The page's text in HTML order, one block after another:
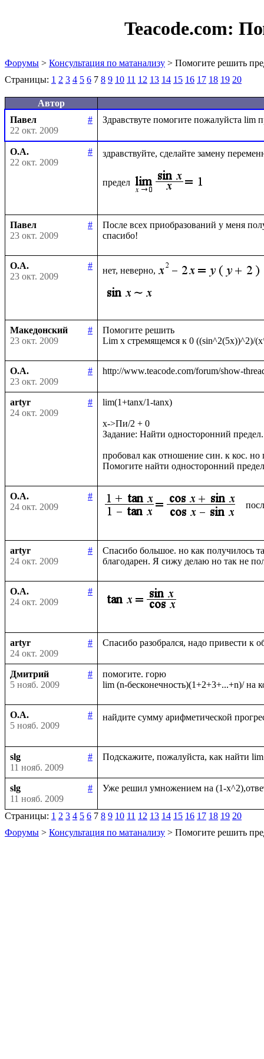
Teacode.com:
Форумы > Консультация по матанализу > Помогите решить
Страницы: 1 2 3 4 5 6 7 8 9 10 11 12 13 14 15 16 17 18 19 20
Автор
Павел
#
22 окт. 2009
О.А.
#
22 окт. 2009
здравствуйте, сделайте замену
предел
Павел
#
23 окт. 2009
После всех приобразований у меня
О.А.
#
23 окт. 2009
нет, неверно,
Македонский
#
23 окт. 2009
Помогите решить
О.А.
#
23 окт. 2009
artyr
#
24 окт. 2009
lim(1+tanx/1-tanx)
x->Пи/2 + 0
Задание: Найти односторонний предел.
пробовал как отношение син. к кос. но
О.А.
#
24 окт. 2009
artyr
#
24 окт. 2009
Спасибо большое. но как получилось
О.А.
#
24 окт. 2009
artyr
#
24 окт. 2009
Дмитрий
#
5 нояб. 2009
помогите. горю
О.А.
#
5 нояб. 2009
найдите сумму арифметической
slg
#
11 нояб. 2009
slg
#
11 нояб. 2009
Страницы: 1 2 3 4 5 6 7 8 9 10 11 12 13 14 15 16 17 18 19 20
Форумы > Консультация по матанализу > Помогите решить